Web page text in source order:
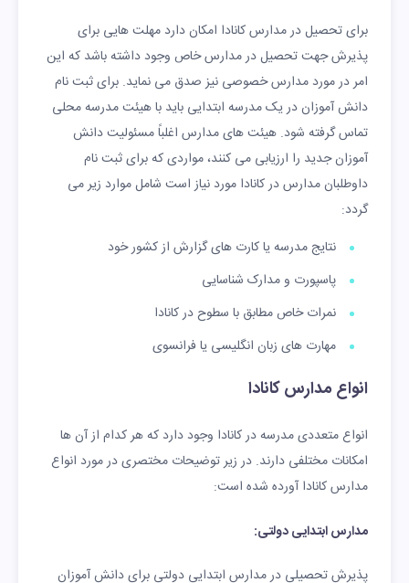
برای تحصیل در مدارس کانادا امکان دارد مهلت هایی برای
پذیرش جهت تحصیل در مدارس خاص وجود داشته باشد که این
امر در مورد مدارس خصوصی نیز صدق می نماید. برای ثبت نام
دانش آموزان در یک مدرسه ابتدایی باید با هیئت مدرسه محلی
تماس گرفته شود. هیئت های مدارس اغلباً مسئولیت دانش
آموزان جدید را ارزیابی می کنند، مواردی که برای ثبت نام
داوطلبان مدارس در کانادا مورد نیاز است شامل موارد زیر می
گردد:
نتایج مدرسه یا کارت های گزارش از کشور خود
پاسپورت و مدارک شناسایی
نمرات خاص مطابق با سطوح در کانادا
مهارت های زبان انگلیسی یا فرانسوی
انواع مدارس کانادا
انواع متعددی مدرسه در کانادا وجود دارد که هر کدام از آن ها
امکانات مختلفی دارند. در زیر توضیحات مختصری در مورد انواع
مدارس کانادا آورده شده است:
مدارس ابتدایی دولتی:
پذیرش تحصیلی در مدارس ابتدایی دولتی برای دانش آموزان